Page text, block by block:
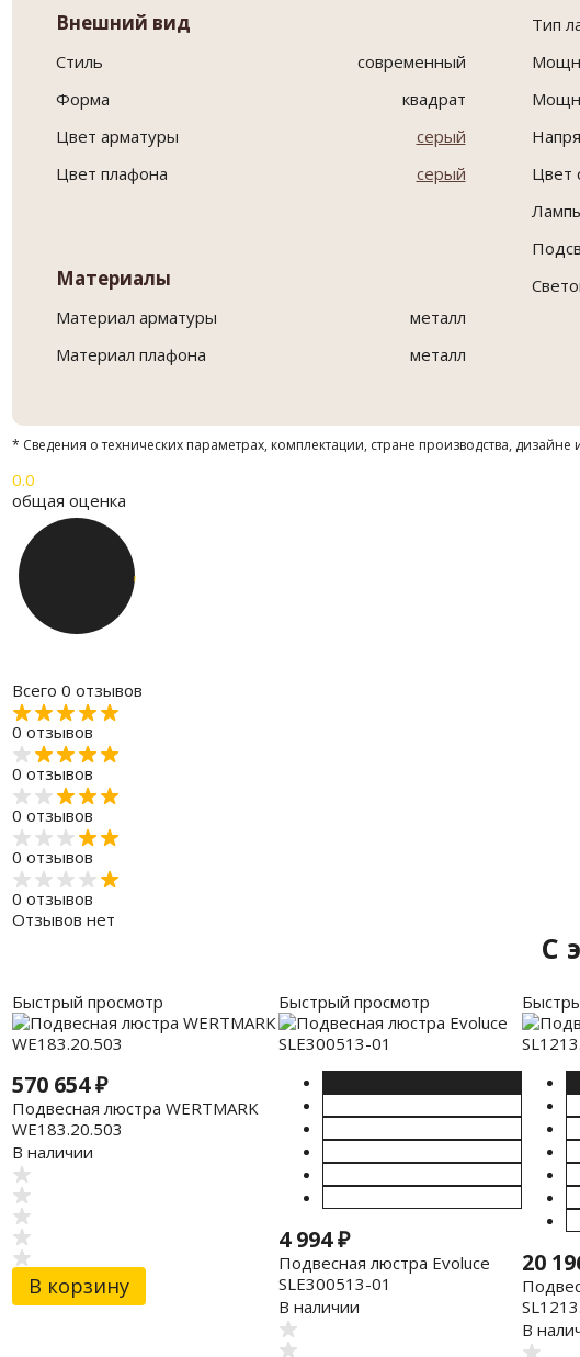
Внешний вид
Стиль
современный
Форма
квадрат
Цвет арматуры
серый
Цвет плафона
серый
Материалы
Материал арматуры
металл
Материал плафона
металл
Тип
Цвет
* Сведения о технических параметрах, комплектации, стране производства,
0.0
общая оценка
Всего 0 отзывов
0 отзывов
0 отзывов
0 отзывов
0 отзывов
0 отзывов
Отзывов нет
C
Быстрый просмотр
570 654₽
Подвесная люстра WERTMARK
WE183.20.503
В наличии
В корзину
Быстрый просмотр
4 994₽
Подвесная люстра Evoluce
SLE300513-01
В наличии
20
В